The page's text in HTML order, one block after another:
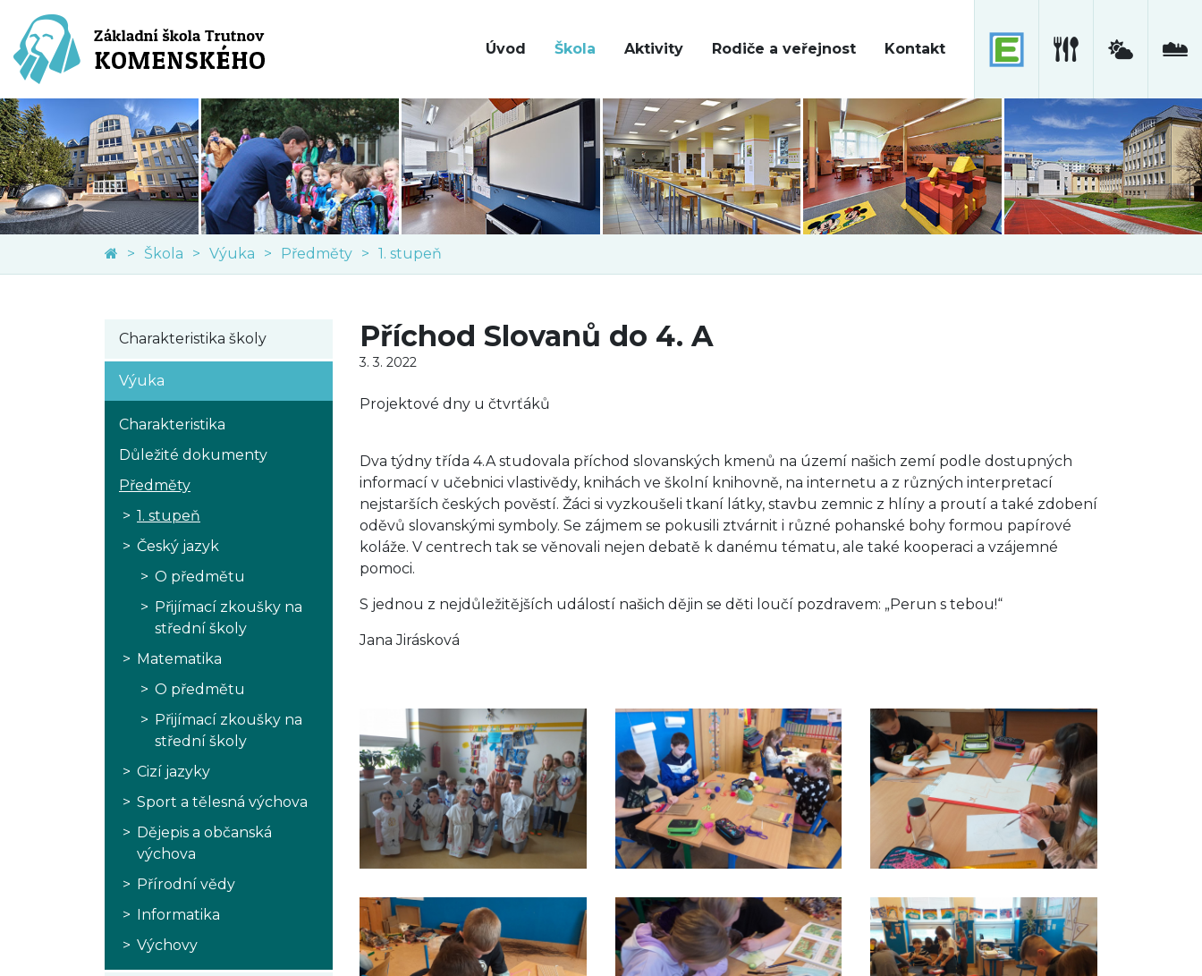
Úvod Škola Aktivity Rodiče a veřejnost Kontakt
Škola Výuka Předměty 1. stupeň
Charakteristika školy
Výuka
Charakteristika
Důležité dokumenty
Předměty
1. stupeň
Český jazyk
O předmětu
Přijímací zkoušky na
střední školy
Matematika
O předmětu
Přijímací zkoušky na
střední školy
Cizí jazyky
Sport a tělesná výchova
Dějepis a občanská
výchova
Přírodní vědy
Informatika
Výchovy
Příchod Slovanů do 4. A
3. 3. 2022
Projektové dny u čtvrťáků
Dva týdny třída 4.A studovala příchod slovanských kmenů na území našich zemí podle dostupných
informací v učebnici vlastivědy, knihách ve školní knihovně, na internetu a z různých interpretací
nejstarších českých pověstí. Žáci si vyzkoušeli tkaní látky, stavbu zemnic z hlíny a proutí a také zdobení
oděvů slovanskými symboly. Se zájmem se pokusili ztvárnit i různé pohanské bohy formou papírové
koláže. V centrech tak se věnovali nejen debatě k danému tématu, ale také kooperaci a vzájemné
pomoci.
S jednou z nejdůležitějších událostí našich dějin se děti loučí pozdravem: „Perun s tebou!“
Jana Jirásková